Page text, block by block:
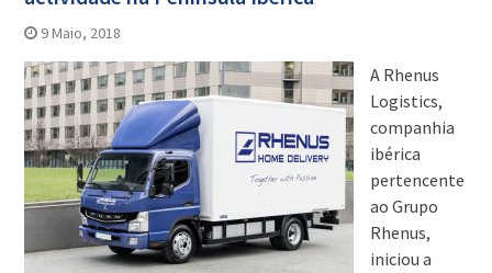
9 Maio, 2018
A Rhenus
Logistics,
companhia
ibérica
pertencente
ao Grupo
Rhenus,
iniciou a